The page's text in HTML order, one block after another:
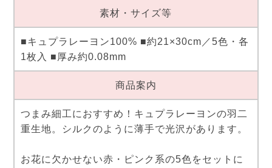
素材・サイズ等
■キュプラレーヨン100% ■約21×30cm／5色・各
1枚入 ■厚み約0.08mm
商品案内
つまみ細工におすすめ！キュプラレーヨンの羽二
重生地。シルクのように薄手で光沢があります。
お花に欠かせない赤・ピンク系の5色をセットに